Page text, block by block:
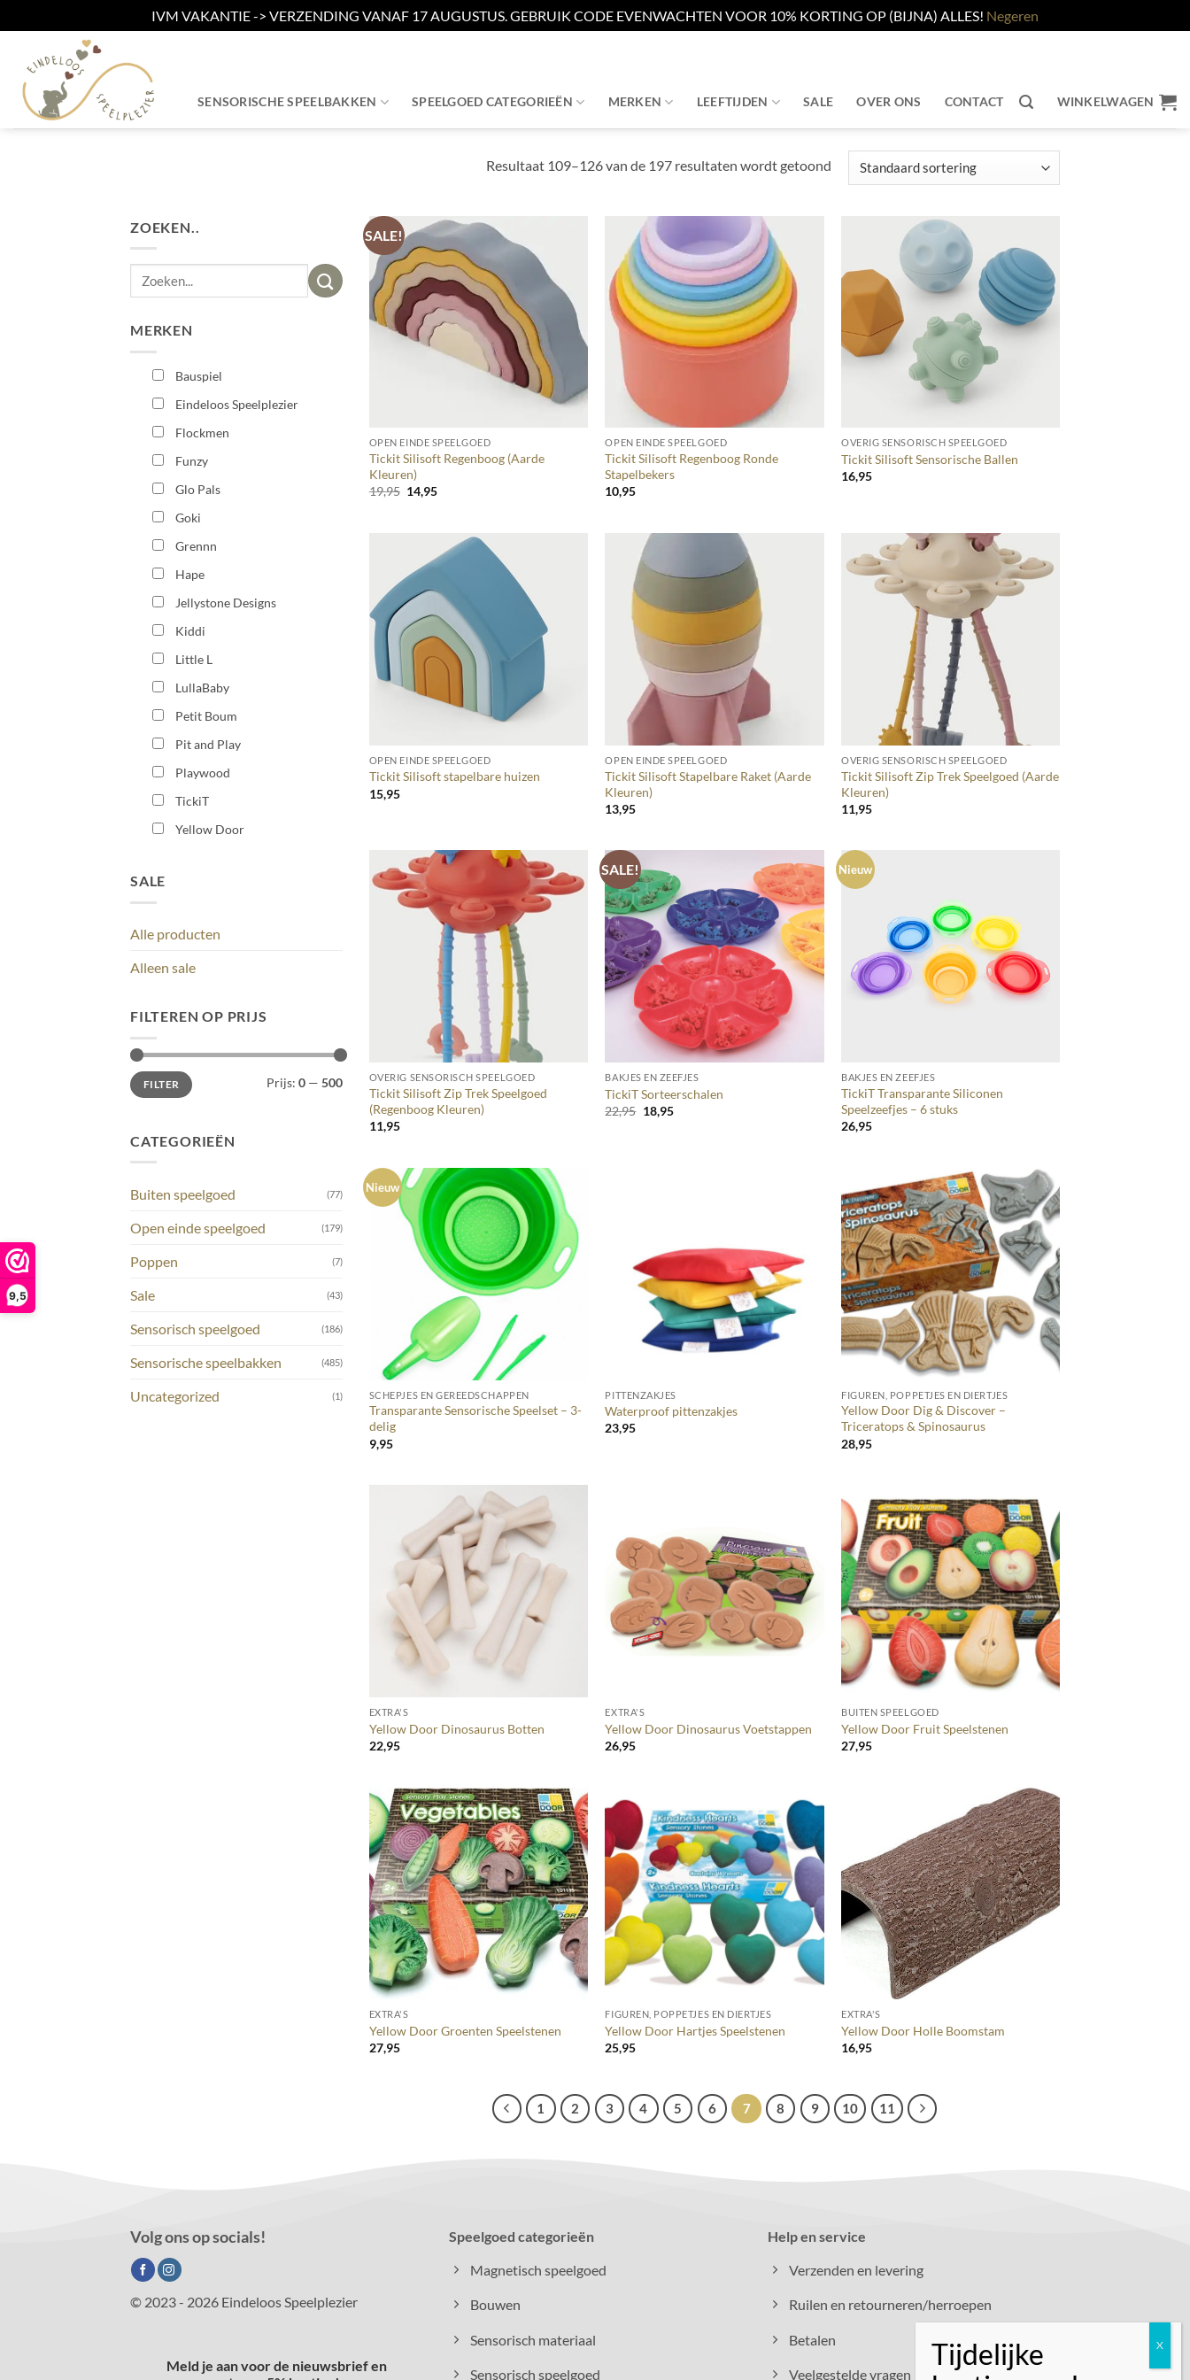
9,5
IVM VAKANTIE -> VERZENDING VANAF 17 AUGUSTUS. GEBRUIK CODE EVENWACHTEN VOOR 10% KORTING OP (BIJNA) ALLES! Negeren
inhoud
SENSORISCHE SPEELBAKKEN SPEELGOED CATEGORIEËN MERKEN LEEFTIJDEN SALE OVER ONS CONTACT WINKELWAGEN
Resultaat 109–126 van de 197 resultaten wordt getoond
ZOEKEN..
MERKEN
Bauspiel
Eindeloos Speelplezier
Flockmen
Funzy
Glo Pals
Goki
Grennn
Hape
Jellystone Designs
Kiddi
Little L
LullaBaby
Petit Boum
Pit and Play
Playwood
TickiT
Yellow Door
SALE
Alle producten
Alleen sale
FILTEREN OP PRIJS
Min.
prijs
Max.
prijsFILTER Prijs: 0 — 500
CATEGORIEËN
Buiten speelgoed (77)
Open einde speelgoed (179)
Poppen (7)
Sale (43)
Sensorisch speelgoed (186)
Sensorische speelbakken (485)
Uncategorized (1)
SALE!
OPEN EINDE SPEELGOED
Tickit Silisoft Regenboog (Aarde
Kleuren)
19,95 Oorspronkelijke
14,95Huidige
OPEN EINDE SPEELGOED
Tickit Silisoft Regenboog Ronde
Stapelbekers
10,95
OVERIG SENSORISCH SPEELGOED
Tickit Silisoft Sensorische Ballen
16,95
OPEN EINDE SPEELGOED
Tickit Silisoft stapelbare huizen
15,95
OPEN EINDE SPEELGOED
Tickit Silisoft Stapelbare Raket (Aarde
Kleuren)
13,95
OVERIG SENSORISCH SPEELGOED
Tickit Silisoft Zip Trek Speelgoed (Aarde
Kleuren)
11,95
OVERIG SENSORISCH SPEELGOED
Tickit Silisoft Zip Trek Speelgoed
(Regenboog Kleuren)
11,95
SALE!
BAKJES EN ZEEFJES
TickiT Sorteerschalen
22,95 Oorspronkelijke
prijs
18,95Huidige
Nieuw
BAKJES EN ZEEFJES
TickiT Transparante Siliconen
Speelzeefjes – 6 stuks
26,95
Nieuw
+
SCHEPJES EN GEREEDSCHAPPEN
Transparante Sensorische Speelset – 3-
delig
9,95
PITTENZAKJES
Waterproof pittenzakjes
23,95
FIGUREN, POPPETJES EN DIERTJES
Yellow Door Dig & Discover –
Triceratops & Spinosaurus
28,95
EXTRA'S
Yellow Door Dinosaurus Botten
22,95
EXTRA'S
Yellow Door Dinosaurus Voetstappen
26,95
+
BUITEN SPEELGOED
Yellow Door Fruit Speelstenen
27,95
+
EXTRA'S
Yellow Door Groenten Speelstenen
27,95
FIGUREN, POPPETJES EN DIERTJES
Yellow Door Hartjes Speelstenen
25,95
EXTRA'S
Yellow Door Holle Boomstam
16,95
1 2 3 4 5 6 7 8 9 10 11
Volg ons op socials!
© 2023 - 2026 Eindeloos Speelplezier
Meld je aan voor de nieuwsbrief en
Speelgoed categorieën
Magnetisch speelgoed
Bouwen
Sensorisch materiaal
Sensorisch speelgoed
Help en service
Verzenden en levering
Ruilen en retourneren/herroepen
Betalen
Veelgestelde vragen